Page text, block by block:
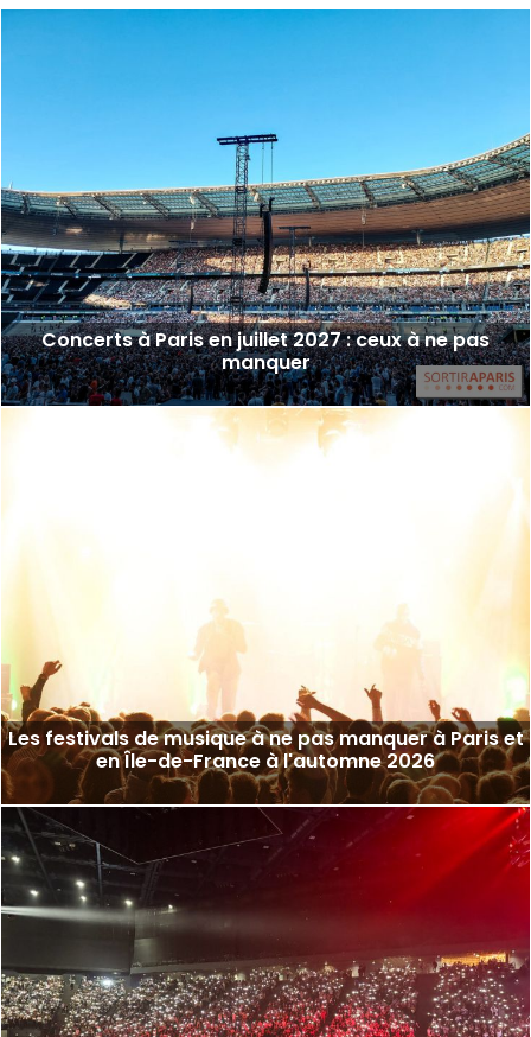
Concerts à Paris en juillet 2027 : ceux à ne pas
manquer
Les festivals de musique à ne pas manquer à Paris et
en Île-de-France à l'automne 2026